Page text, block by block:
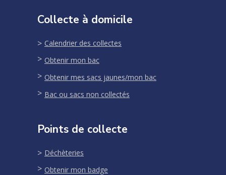
Collecte à domicile
Calendrier des collectes
Obtenir mon bac
Obtenir mes sacs jaunes/mon bac
Bac ou sacs non collectés
Points de collecte
Déchèteries
Obtenir mon badge